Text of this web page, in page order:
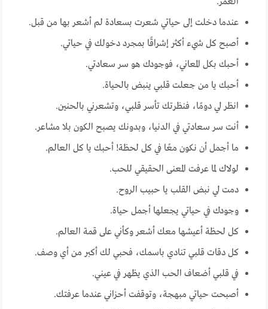
عندما دخلت إلى حياتي شعرت بسعادة لم أشعر بها من قبل.
أصبح كل شيء أكثر إشراقًا بمجرد دخولك في حياتي.
أحبك بكل المعاني، فوجودك هو سر سعادتي.
أحبك يا من جعلت قلبي ينبض بالحياة.
انظر لي دومًا، فنظرتك تأسر قلبي، وتشعرني بالحنين.
أنت سر سعادتي في الدنيا، وبدونك يصبح الكون بلا مشاعر.
ما أجمل أن نكون معًا في كل لحظة! أحبك يا كل العالم.
لولاك لما عرفت المعنى الحقيقي للحب.
دمت لي نبض القلب يا حبيب الروح.
وجودك في حياتي يجعلها أجمل حياة.
كل لحظة أعيشها معك أشعر وكأني على قمة العالم.
كل دقات قلبي تنادي باسمك، فحبي لك أكبر من أي وصف.
في قلبي أضعاف الحب الذي يظهر في عيني.
أصبحت حياتي مبهجة، وتوقفت أحزاني عندما عرفتك.